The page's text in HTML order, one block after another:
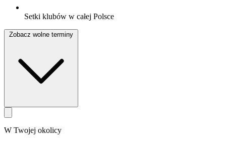
Setki klubów w całej Polsce
W Twojej okolicy